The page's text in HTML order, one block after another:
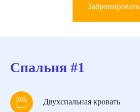
Забронировать
Спальня #1
Двухспальная кровать